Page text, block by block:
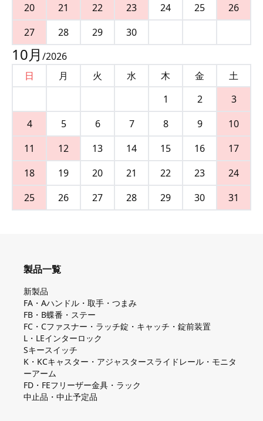
20
21 22 23 24 25
26
27
28 29 30
10月 /2026
日
月 火 水 木 金
土
1
2
3
4
5 6 7 8 9
10
11
12 13 14 15 16
17
18
19 20 21 22 23
24
25
26 27 28 29 30 31
製品一覧
新製品
FA・Aハンドル・取手・つまみ
FB・B蝶番・ステー
FC・Cファスナー・ラッチ錠・キャッチ・錠前装置
L・LEインターロック
Sキースイッチ
K・KCキャスター・アジャスタースライドレール・モニタ
ーアーム
FD・FEフリーザー金具・ラック
中止品・中止予定品